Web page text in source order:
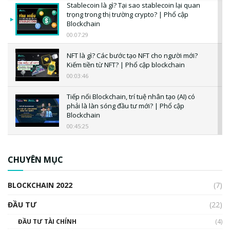
Stablecoin là gì? Tại sao stablecoin lại quan
trọng trong thị trường crypto? | Phổ cập
Blockchain
00:07:29
NFT là gì? Các bước tạo NFT cho người mới?
Kiếm tiền từ NFT? | Phổ cập blockchain
00:03:46
Tiếp nối Blockchain, trí tuệ nhân tạo (AI) có
phải là làn sóng đầu tư mới? | Phổ cập
Blockchain
00:45:25
00:02:14
CHUYÊN MỤC
BLOCKCHAIN 2022
(7)
ĐẦU TƯ
(22)
ĐẦU TƯ TÀI CHÍNH
(4)